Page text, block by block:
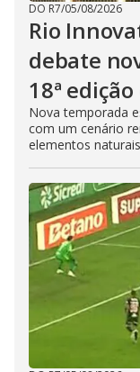
DO R7/05/08/2026
Rio
debate
18ª
Nova temporada
com um cenário
elementos naturais